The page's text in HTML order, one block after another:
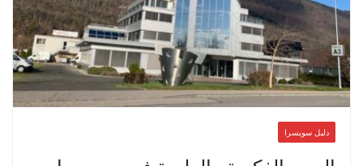
دليل سويسرا